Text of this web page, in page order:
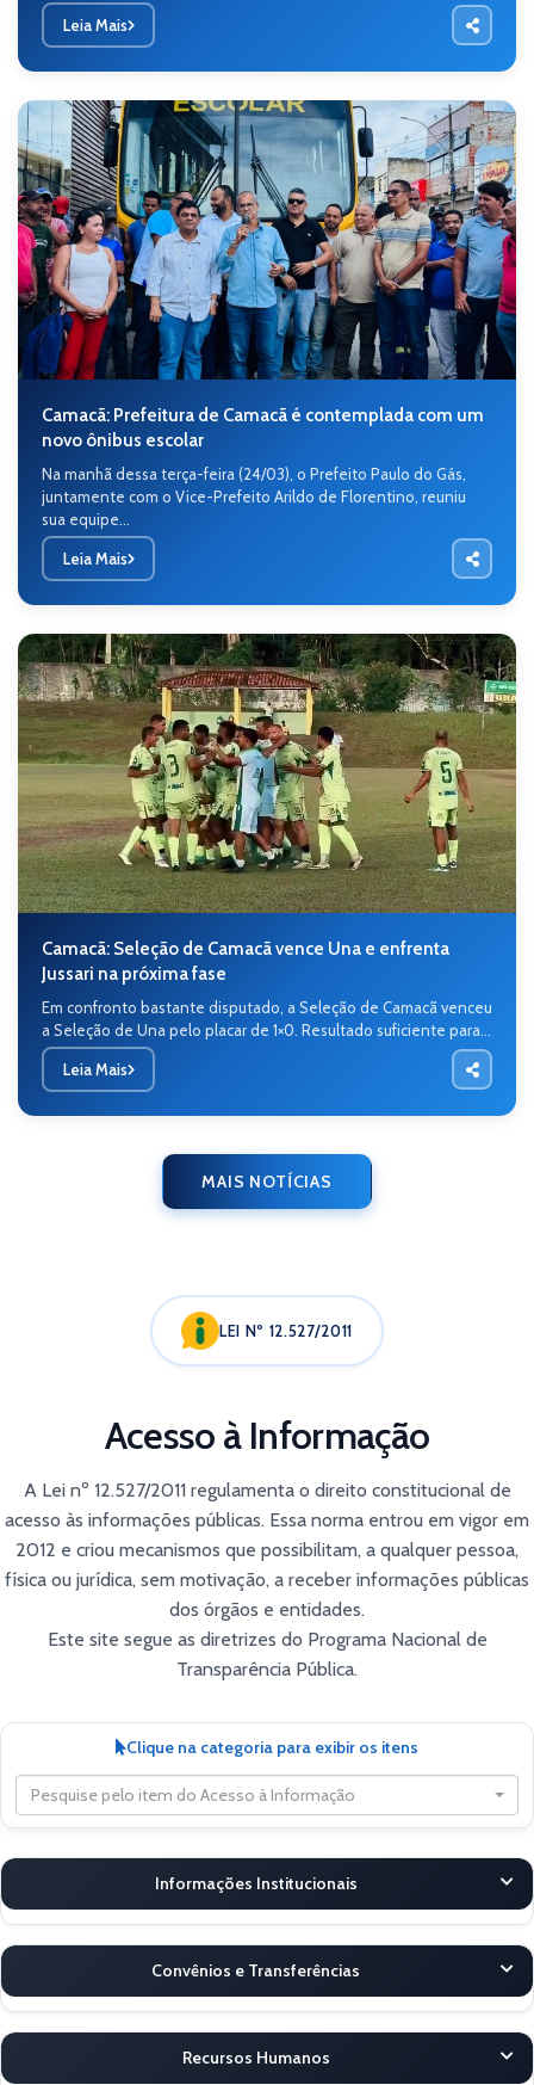
Leia Mais
Camacã: Prefeitura de Camacã é contemplada com um
novo ônibus escolar
Na manhã dessa terça-feira (24/03), o Prefeito Paulo do Gás,
juntamente com o Vice-Prefeito Arildo de Florentino, reuniu
sua equipe...
Leia Mais
Camacã: Seleção de Camacã vence Una e enfrenta
Jussari na próxima fase
Em confronto bastante disputado, a Seleção de Camacã venceu
a Seleção de Una pelo placar de 1×0. Resultado suficiente para...
Leia Mais
MAIS NOTÍCIAS
LEI Nº 12.527/2011
Acesso à Informação
A Lei nº 12.527/2011 regulamenta o direito constitucional de
acesso às informações públicas. Essa norma entrou em vigor em
2012 e criou mecanismos que possibilitam, a qualquer pessoa,
física ou jurídica, sem motivação, a receber informações públicas
dos órgãos e entidades.
Este site segue as diretrizes do Programa Nacional de
Transparência Pública.
Clique na categoria para exibir os itens
Pesquise pelo item do Acesso à Informação
Informações Institucionais
Convênios e Transferências
Recursos Humanos